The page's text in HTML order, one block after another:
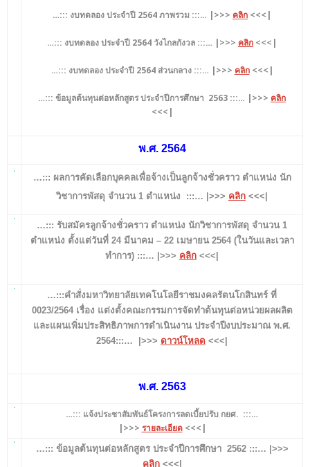
…::: งบทดลอง ประจำปี 2564 ภาพรวม :::… |>>> คลิก <<<|
…::: งบทดลอง ประจำปี 2564 วังไกลกังวล :::… |>>> คลิก <<<|
…::: งบทดลอง ประจำปี 2564 ส่วนกลาง:::… |>>> คลิก<<<|
…::: ข้อมูลต้นทุนต่อหลักสูตร ประจำปีการศึกษา 2563 :::… |>>> คลิก
<<<|
พ.ศ. 2564
…::: ผลการคัดเลือกบุคคลเพื่อจ้างเป็นลูกจ้างชั่วคราว ตำแหน่ง นัก
วิชาการพัสดุ จำนวน 1 ตำแหน่ง :::… |>>> คลิก <<<|
…::: รับสมัครลูกจ้างชั่วคราว ตำแหน่ง นักวิชาการพัสดุ จำนวน 1
ตำแหน่ง ตั้งแต่วันที่ 24 มีนาคม – 22 เมษายน 2564 (ในวันและเวลา
ทำการ) :::… |>>> คลิก <<<|
…:::คำสั่งมหาวิทยาลัยเทคโนโลยีราชมงคลรัตนโกสินทร์ ที่
0023/2564 เรื่อง แต่งตั้งคณะกรรมการจัดทำต้นทุนต่อหน่วยผลผลิต
และแผนเพิ่มประสิทธิภาพการดำเนินงาน ประจำปีงบประมาณ พ.ศ.
2564:::… | >>> ดาวน์โหลด <<<
พ.ศ. 2563
…::: แจ้งประชาสัมพันธ์โครงการลดเบี้ยปรับ กยศ. :::…
|>>> รายละเอียด<<<|
…::: ข้อมูลต้นทุนต่อหลักสูตร ประจำปีการศึกษา 2562 :::… |>>>
คลิก<<<|